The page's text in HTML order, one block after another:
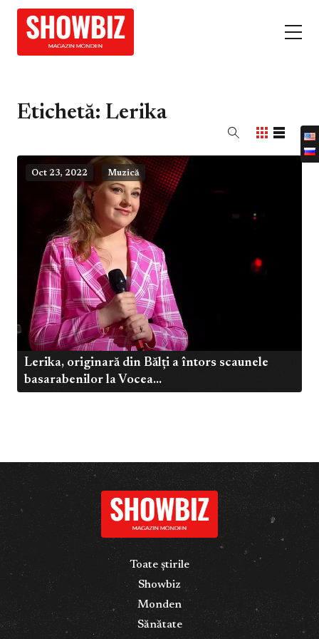
Etichetă: Lerika
Oct 23, 2022 Muzică
Lerika, originară din Bălți a întors scaunele
basarabenilor la Vocea...
Toate știrile
Showbiz
Monden
Sănătate